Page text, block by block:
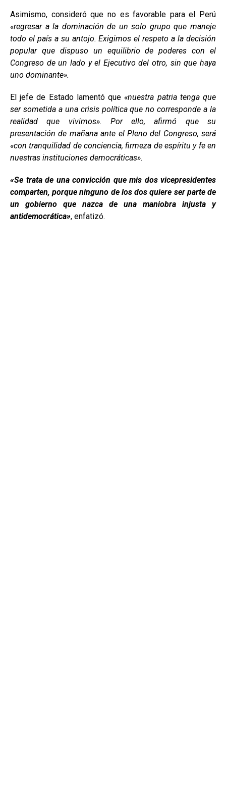
Asimismo, consideró que no es favorable para el Perú
«regresar a la dominación de un solo grupo que maneje
todo el país a su antojo. Exigimos el respeto a la decisión
popular que dispuso un equilibrio de poderes con el
Congreso de un lado y el Ejecutivo del otro, sin que haya
uno dominante».
El jefe de Estado lamentó que«nuestra patria tenga que
ser sometida a una crisis política que no corresponde a la
realidad que vivimos». Por ello, afirmó que su
presentación de mañana ante el Pleno del Congreso, será
«con tranquilidad de conciencia, firmeza de espíritu y fe en
nuestras instituciones democráticas».
«Se trata de una convicción que mis dos vicepresidentes
comparten, porque ninguno de los dos quiere ser parte de
un gobierno que nazca de una maniobra injusta y
antidemocrática», enfatizó.